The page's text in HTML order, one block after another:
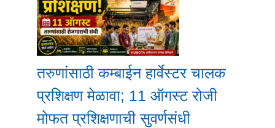
तरुणांसाठी कम्बाईन हार्वेस्टर चालक
प्रशिक्षण मेळावा; 11 ऑगस्ट रोजी
मोफत प्रशिक्षणाची सुवर्णसंधी